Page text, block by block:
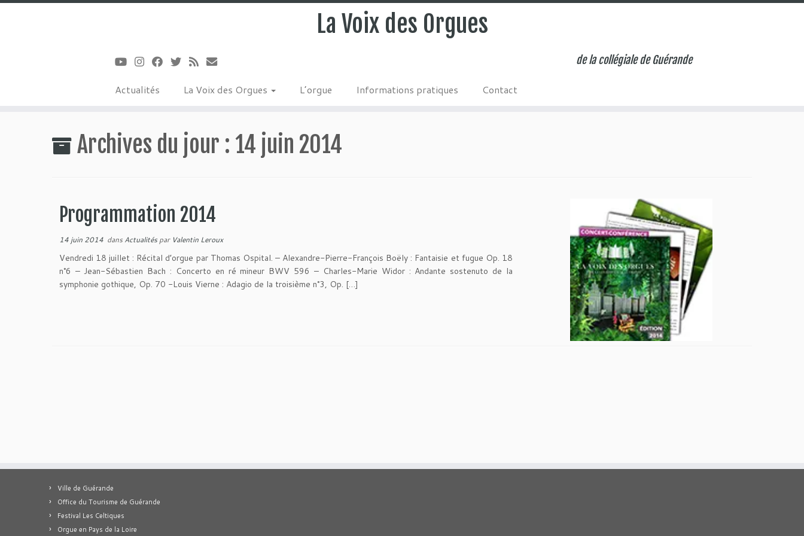
La Voix des Orgues
de la collégiale de Guérande
Actualités La Voix des Orgues L’orgue Informations pratiques Contact
Archives du jour : 14 juin 2014
Programmation 2014
14 juin 2014dans Actualitéspar Valentin Leroux
Vendredi 18 juillet : Récital d’orgue par Thomas Ospital. – Alexandre-Pierre-François Boëly : Fantaisie et fugue Op. 18
n°6 – Jean-Sébastien Bach : Concerto en ré mineur BWV 596 – Charles-Marie Widor : Andante sostenuto de la
symphonie gothique, Op. 70 -Louis Vierne : Adagio de la troisième n°3, Op. […]
Ville de Guérande
Office du Tourisme de Guérande
Festival Les Celtiques
Orgue en Pays de la Loire